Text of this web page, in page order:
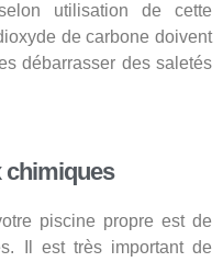
utilisation de cette
de carbone doivent
débarrasser des saletés
chimiques
piscine propre est de
Il est très important de